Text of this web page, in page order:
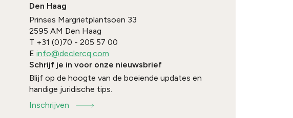
Den Haag
Prinses Margrietplantsoen 33
2595 AM Den Haag
T +31 (0)70 - 205 57 00
E info@declercq.com
Schrijf je in voor onze nieuwsbrief
Blijf op de hoogte van de boeiende updates en
handige juridische tips.
Inschrijven